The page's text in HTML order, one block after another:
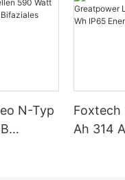
N-Typ
Foxtech
Ah 314